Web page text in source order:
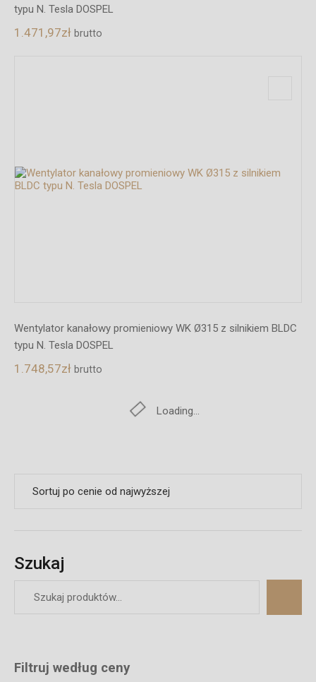
Szukaj
Filtruj według ceny
typu N. Tesla DOSPEL
1.471,97zł brutto
Wentylator kanałowy promieniowy WK Ø315 z silnikiem BLDC
typu N. Tesla DOSPEL
1.748,57zł brutto
Loading...